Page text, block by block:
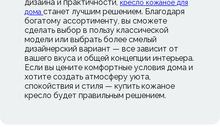
дизайна и практичности, кресло кожаное для
дома станет лучшим решением. Благодаря
богатому ассортименту, вы сможете
сделать выбор в пользу классической
модели или выбрать более смелый
дизайнерский вариант — все зависит от
вашего вкуса и общей концепции интерьера.
Если вы цените комфортные условия дома и
хотите создать атмосферу уюта,
спокойствия и стиля — купить кожаное
кресло будет правильным решением.